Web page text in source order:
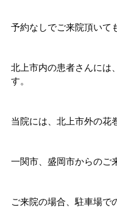
予約なしでご来院頂いて
北上市内の患者さんには
す。
当院には、北上市外の花
一関市、盛岡市からのご
ご来院の場合、駐車場で